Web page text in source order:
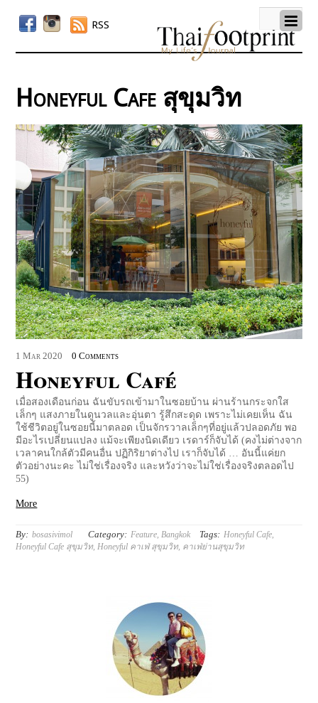
RSS
Honeyful Cafe สุขุมวิท
1 Mar 2020 0 Comments
Honeyful Café
เมื่อสองเดือนก่อน ฉันขับรถเข้ามาในซอยบ้าน ผ่านร้านกระจกใส
เล็กๆ แสงภายในดูนวลและอุ่นตา รู้สึกสะดุด เพราะไม่เคยเห็น ฉัน
ใช้ชีวิตอยู่ในซอยนี้มาตลอด เป็นจักรวาลเล็กๆที่อยู่แล้วปลอดภัย พอ
มีอะไรเปลี่ยนแปลง แม้จะเพียงนิดเดียว เรดาร์ก็จับได้ (คงไม่ต่างจาก
เวลาคนใกล้ตัวมีคนอื่น ปฏิกิริยาต่างไป เราก็จับได้ … อันนี้แค่ยก
ตัวอย่างนะคะ ไม่ใช่เรื่องจริง และหวังว่าจะไม่ใช่เรื่องจริงตลอดไป
55)
More
By: bosasivimol Category: Feature Bangkok Tags: Honeyful Cafe,
Honeyful Cafe สุขุมวิท, Honeyful คาเฟ่ สุขุมวิท, คาเฟ่ย่านสุขุมวิท